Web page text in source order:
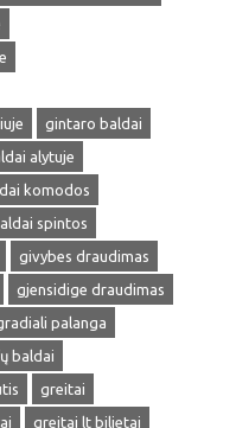
gintaro baldai
alytuje
komodos
spintos
givybes draudimas
gjensidige draudimas
palanga
baldai
greitai
greitai lt bilietai